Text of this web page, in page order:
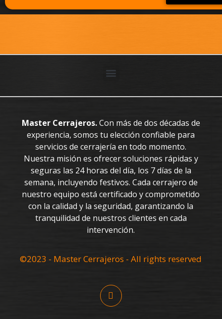
Master Cerrajeros.Con más de dos décadas de
experiencia, somos tu elección confiable para
servicios de cerrajería en todo momento.
Nuestra misión es ofrecer soluciones rápidas y
seguras las 24 horas del día, los 7 días de la
semana, incluyendo festivos. Cada cerrajero de
nuestro equipo está certificado y comprometido
con la calidad y la seguridad, garantizando la
tranquilidad de nuestros clientes en cada
intervención.
©2023 - Master Cerrajeros - All rights reserved